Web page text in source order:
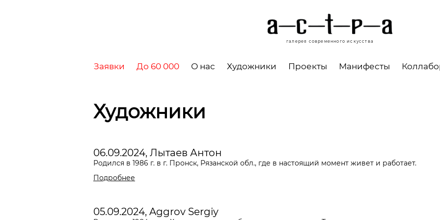
галерея современного искусства
Заявки До 60 000 О нас Художники Проекты Манифесты
Художники
06.09.2024, Лытаев Антон
Родился в 1986 г. в г. Пронск, Рязанской обл., где в настоящий момент живет и работает.
Подробнее
05.09.2024, Aggrov Sergiy